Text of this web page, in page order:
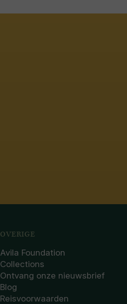
OVERIGE
Avila Foundation
Collections
Ontvang onze nieuwsbrief
Blog
Reisvoorwaarden